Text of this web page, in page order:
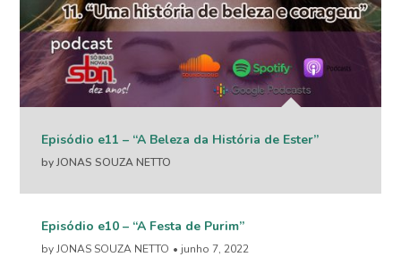
Episódio e11 – “A Beleza da História de Ester”
by JONAS SOUZA NETTO
Episódio e10 – “A Festa de Purim”
by JONAS SOUZA NETTO • junho 7, 2022